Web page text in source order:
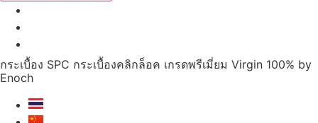
Skip
to
กระเบื้อง SPC กระเบื้องคลิกล็อค เกรดพรีเมี่ยม Virgin 100% by
Enoch